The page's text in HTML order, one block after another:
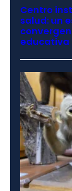
Centro
salud: un
educativa